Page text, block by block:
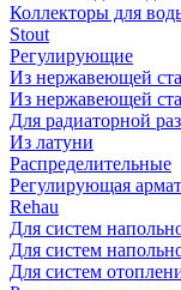
Коллекторы для
Stout
Регулирующие
Из нержавеющей
Из нержавеющей
Для радиаторной
Из латуни
Распределительные
Регулирующая
Rehau
Для систем
Для систем
Для систем